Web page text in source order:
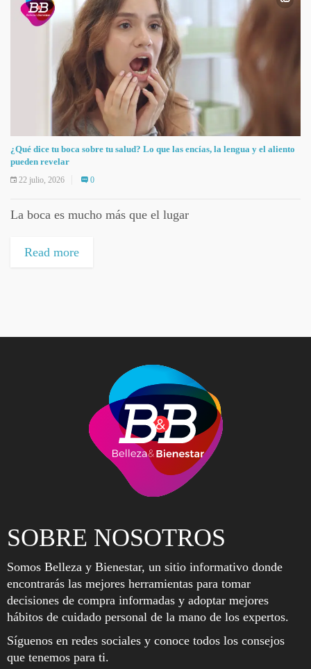
¿Qué dice tu boca sobre tu salud? Lo que las encías, la lengua y el aliento
pueden revelar
22 julio, 2026 0
La boca es mucho más que el lugar
Read more
SOBRE NOSOTROS
Somos Belleza y Bienestar, un sitio informativo donde
encontrarás las mejores herramientas para tomar
decisiones de compra informadas y adoptar mejores
hábitos de cuidado personal de la mano de los expertos.
Síguenos en redes sociales y conoce todos los consejos
que tenemos para ti.